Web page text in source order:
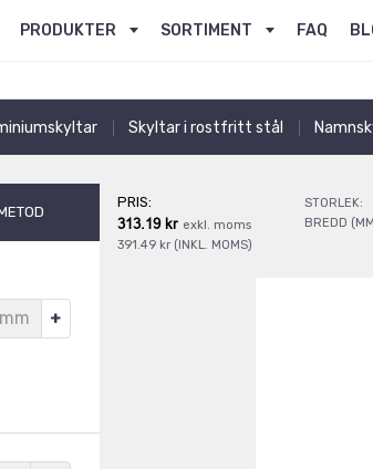
PRODUKTER SORTIMENT FAQ
Skyltar i rostfritt stål
mm
PRIS:
313.19 kr exkl. moms
391.49 kr (INKL. MOMS)
STORLEK:
BREDD